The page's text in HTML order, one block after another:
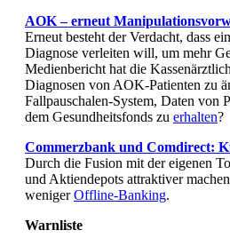
AOK – erneut
Erneut besteht der Verdacht, dass
Diagnose verleiten will, um mehr
Medienbericht hat die
Diagnosen von AOK-Patienten zu
Fallpauschalen-System, Daten von
dem Gesundheitsfonds zu erhalten?
Commerzbank und Comdirect:
Durch die Fusion mit der eigenen
und Aktiendepots attraktiver
wenigerOffline-Banking.
Warnliste